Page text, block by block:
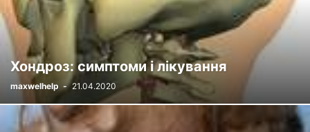
Хондроз: симптоми і лікування
maxwelhelp - 21.04.2020